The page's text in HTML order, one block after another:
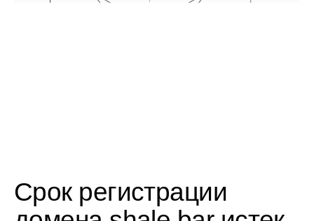
Срок регистрации